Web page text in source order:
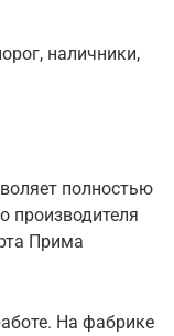
наличники,
полностью
производителя
Прима
На фабрике